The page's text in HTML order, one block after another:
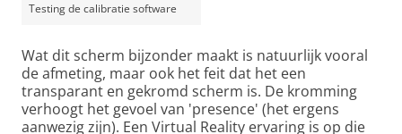
Testing de calibratie software
Wat dit scherm bijzonder maakt is natuurlijk vooral
de afmeting, maar ook het feit dat het een
transparant en gekromd scherm is. De kromming
verhoogt het gevoel van 'presence' (het ergens
aanwezig zijn). Een Virtual Reality ervaring is op die